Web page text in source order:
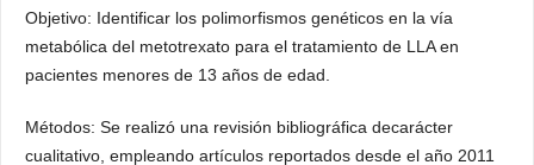
Objetivo: Identificar los polimorfismos genéticos en la vía
metabólica del metotrexato para el tratamiento de LLA en
pacientes menores de 13 años de edad.
Métodos: Se realizó una revisión bibliográfica decarácter
cualitativo, empleando artículos reportados desde el año 2011